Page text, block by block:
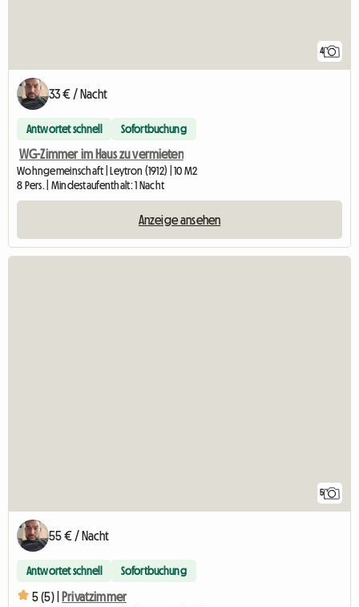
4
33 € / Nacht
Antwortet schnell Sofortbuchung
WG-Zimmer im Haus zu vermieten
Wohngemeinschaft | Leytron (1912) | 10 M2
8 Pers. | Mindestaufenthalt: 1 Nacht
Anzeige ansehen
5
55 € / Nacht
Antwortet schnell Sofortbuchung
5 (5) | Privatzimmer